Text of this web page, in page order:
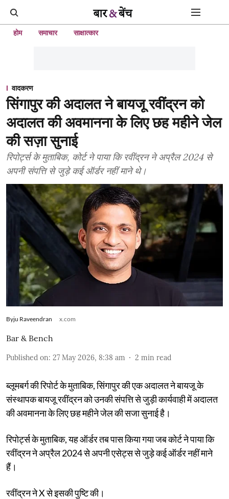
होम समाचार साक्षात्कार
वादकरण
सिंगापुर की अदालत ने बायजू रवींद्रन को
अदालत की अवमानना ​​के लिए छह महीने जेल
की सज़ा सुनाई
रिपोर्ट्स के मुताबिक, कोर्ट ने पाया कि रवींद्रन ने अप्रैल 2024 से
अपनी संपत्ति से जुड़े कई ऑर्डर नहीं माने थे।
Byju Raveendran x.com
Bar & Bench
Published on: 27 May 2026, 8:38 am 2 min read
ब्लूमबर्ग की रिपोर्ट के मुताबिक, सिंगापुर की एक अदालत ने बायजू के
संस्थापक बायजू रवींद्रन को उनकी संपत्ति से जुड़ी कार्यवाही में अदालत
की अवमानना ​​के लिए छह महीने जेल की सजा सुनाई है।
रिपोर्ट्स के मुताबिक, यह ऑर्डर तब पास किया गया जब कोर्ट ने पाया कि
रवींद्रन ने अप्रैल 2024 से अपनी एसेट्स से जुड़े कई ऑर्डर नहीं माने
हैं।
रवींद्रन ने X से इसकी पुष्टि की।